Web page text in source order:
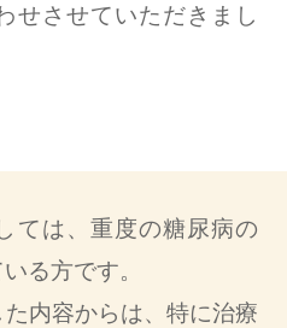
せさせていただきまし
ては、重度の糖尿病の
る方です。
内容からは、特に治療